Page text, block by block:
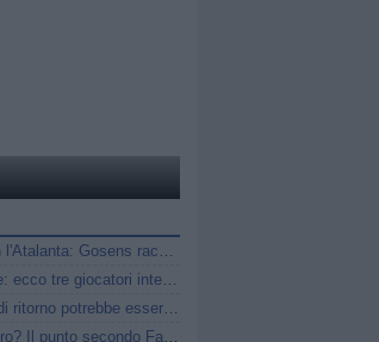
Gasp, il Covid, il legame con l'Atalanta: Gosens racconta gli anni a Bergamo
Marsiglia obbligato a vendere: ecco tre giocatori interessanti per l’Atalanta
Conference League, la gara di ritorno potrebbe essere anticipata: i dettagli
Diao-Atalanta, cosa c'è di vero? Il punto secondo Fabrizio Romano